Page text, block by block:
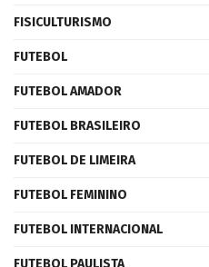
FISICULTURISMO
FUTEBOL
FUTEBOL AMADOR
FUTEBOL BRASILEIRO
FUTEBOL DE LIMEIRA
FUTEBOL FEMININO
FUTEBOL INTERNACIONAL
FUTEBOL PAULISTA